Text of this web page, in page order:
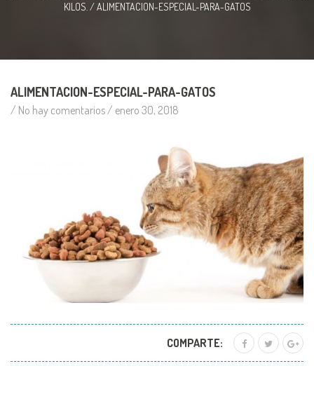
KILOS. /ALIMENTACION-ESPECIAL-PARA-GATOS
ALIMENTACION-ESPECIAL-PARA-GATOS
/ No hay comentarios / enero 30, 2018
COMPARTE: